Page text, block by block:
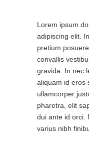
Lorem ipsum
adipiscing elit.
pretium
convallis
gravida. In nec
aliquam id eros
ullamcorper
pharetra, elit
dui ante id orci.
varius nibh